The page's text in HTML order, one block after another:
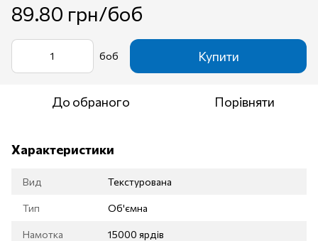
89.80 грн/боб
боб Купити
До обраного Порівняти
Характеристики
Вид Текстурована
Тип Об'ємна
Намотка 15000 ярдів